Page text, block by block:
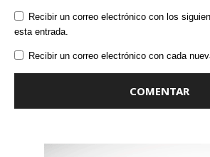
Recibir un correo electrónico con los
esta entrada.
Recibir un correo electrónico con cada